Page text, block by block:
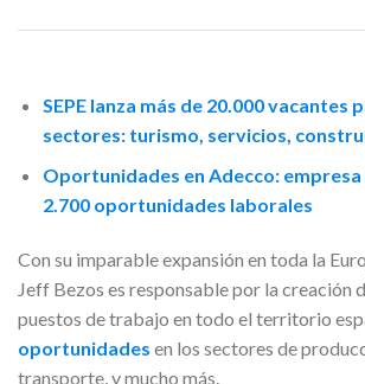
SEPE lanza más de 20.000 vacantes
sectores: turismo, servicios,
Oportunidades en Adecco:
2.700 oportunidades laborales
Con su imparable expansión en toda la
Jeff Bezos es responsable por la creación
puestos de trabajo en todo el territorio
oportunidades en los sectores de
transporte, y mucho más.